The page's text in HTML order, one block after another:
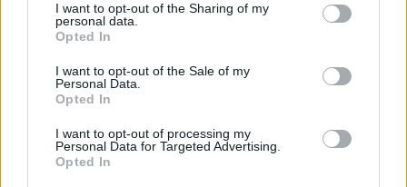
I want to opt-out of the Sharing of my
personal data.
Opted In
I want to opt-out of the Sale of my
Personal Data.
Opted In
I want to opt-out of processing my
Personal Data for Targeted Advertising.
Opted In